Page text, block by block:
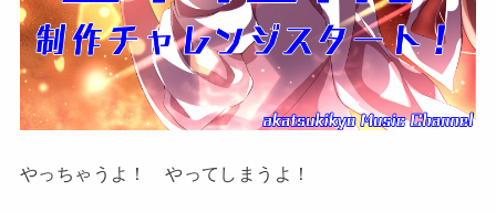
やっちゃうよ！ やってしまうよ！